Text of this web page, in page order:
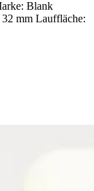
Blank
mm Lauffläche: